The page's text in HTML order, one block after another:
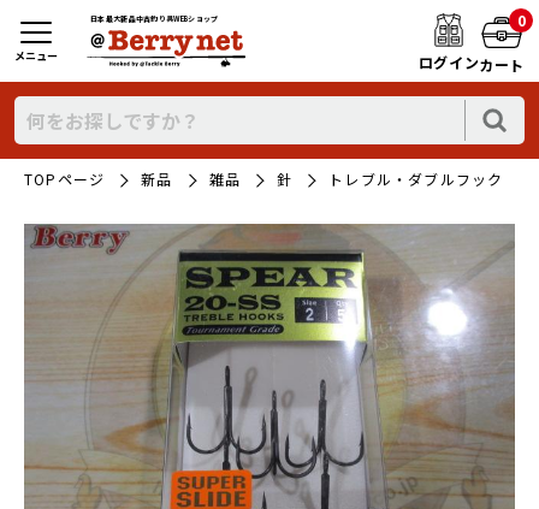
日本最大新品中古釣り具WEBショップ
ログイン
0
カート
メニュー
TOPページ 新品 雑品 針 トレブル・ダブルフック